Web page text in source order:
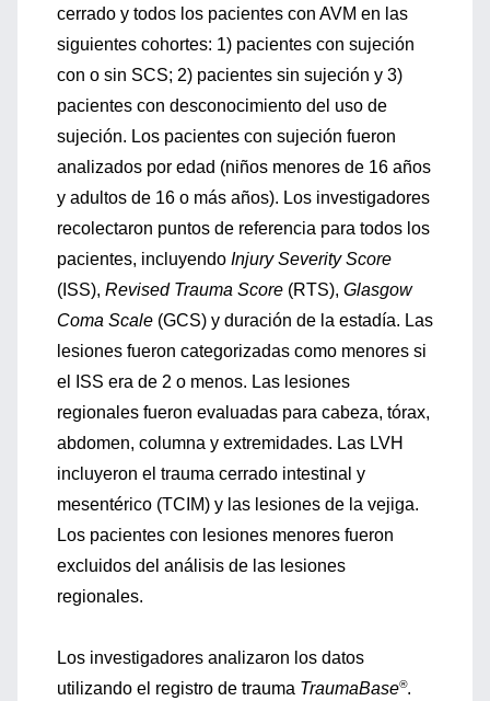
cerrado y todos los pacientes con AVM en las
siguientes cohortes: 1) pacientes con sujeción
con o sin SCS; 2) pacientes sin sujeción y 3)
pacientes con desconocimiento del uso de
sujeción. Los pacientes con sujeción fueron
analizados por edad (niños menores de 16 años
y adultos de 16 o más años). Los investigadores
recolectaron puntos de referencia para todos los
pacientes, incluyendo Injury Severity Score
(ISS), Revised Trauma Score (RTS), Glasgow
Coma Scale (GCS) y duración de la estadía. Las
lesiones fueron categorizadas como menores si
el ISS era de 2 o menos. Las lesiones
regionales fueron evaluadas para cabeza, tórax,
abdomen, columna y extremidades. Las LVH
incluyeron el trauma cerrado intestinal y
mesentérico (TCIM) y las lesiones de la vejiga.
Los pacientes con lesiones menores fueron
excluidos del análisis de las lesiones
regionales.
Los investigadores analizaron los datos
utilizando el registro de trauma TraumaBase®.